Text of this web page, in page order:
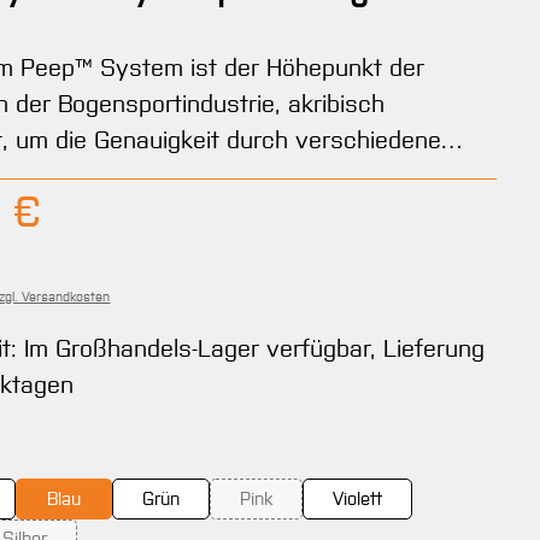
Peep™ System ist der Höhepunkt der
der Bogensportindustrie, akribisch
um die Genauigkeit durch verschiedene…
€
Versandkosten
Im Großhandels-Lager verfügbar, Lieferung
Blau Grün Pink
(Diese Option ist zurzeit nicht verfügbar.)
Violett